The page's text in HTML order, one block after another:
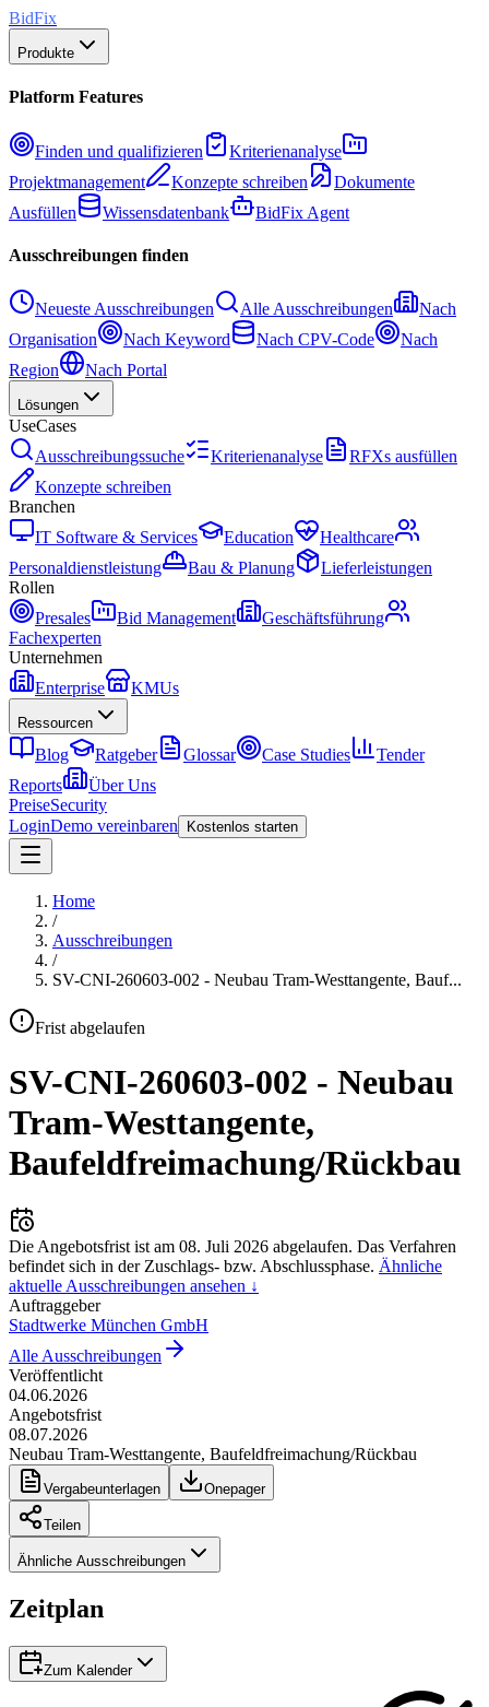
BidFix
Produkte
Platform Features
Finden und qualifizieren
Kriterienanalyse
Projektmanagement
Konzepte schreiben
Dokumente
Ausfüllen
Wissensdatenbank BidFix Agent
Ausschreibungen finden
Neueste Ausschreibungen Alle Ausschreibungen
Nach
Organisation
Nach Keyword Nach CPV-Code
Nach
Region
Nach Portal
Lösungen
UseCases
Ausschreibungssuche
Kriterienanalyse
RFXs ausfüllen
Konzepte schreiben
Branchen
IT Software & Services
Education
Healthcare
Personaldienstleistung
Bau & Planung
Lieferleistungen
Rollen
Presales
Bid Management
Geschäftsführung
Fachexperten
Unternehmen
Enterprise
KMUs
Ressourcen
Blog Ratgeber Glossar Case Studies
Tender
Reports
Über Uns
PreiseSecurity
LoginDemo vereinbaren Kostenlos starten
Home
/
Ausschreibungen
/
SV-CNI-260603-002 - Neubau Tram-Westtangente, Bauf...
Frist abgelaufen
SV-CNI-260603-002 - Neubau
Tram-Westtangente,
Baufeldfreimachung/Rückbau
Die Angebotsfrist ist am 08. Juli 2026 abgelaufen. Das Verfahren
befindet sich in der Zuschlags- bzw. Abschlussphase. Ähnliche
aktuelle Ausschreibungen ansehen ↓
Auftraggeber
Stadtwerke München GmbH
Alle Ausschreibungen
Veröffentlicht
04.06.2026
Angebotsfrist
08.07.2026
Neubau Tram-Westtangente, Baufeldfreimachung/Rückbau
Vergabeunterlagen Onepager
Teilen
Ähnliche Ausschreibungen
Zeitplan
Zum Kalender